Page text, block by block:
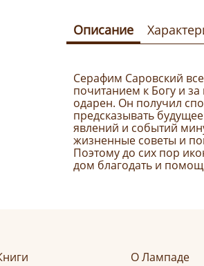
Описание
Серафим Саровский
почитанием к Богу и
одарен. Он получил
предсказывать
явлений и событий
жизненные советы и
Поэтому до сих пор
дом благодать и
О Лампаде